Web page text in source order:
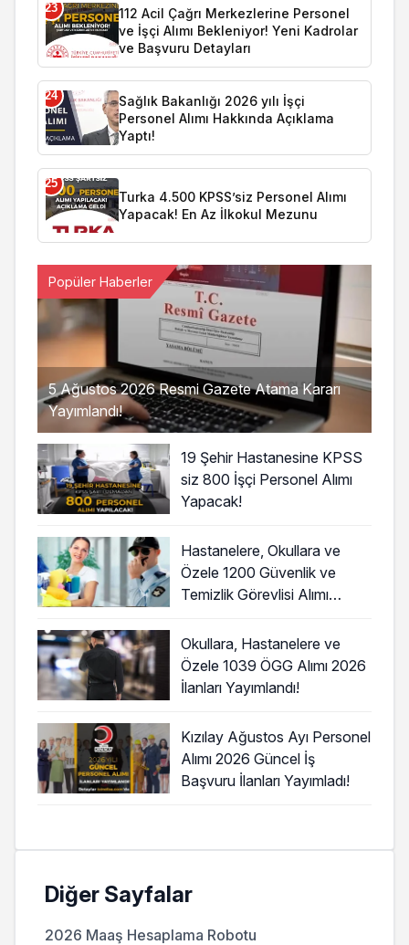
23
112 Acil Çağrı Merkezlerine Personel
ve İşçi Alımı Bekleniyor! Yeni Kadrolar
ve Başvuru Detayları
24
Sağlık Bakanlığı 2026 yılı İşçi
Personel Alımı Hakkında Açıklama
Yaptı!
25
Turka 4.500 KPSS’siz Personel Alımı
Yapacak! En Az İlkokul Mezunu
5 Ağustos 2026 Resmi Gazete Atama Kararı
Yayımlandı!
Popüler Haberler
19 Şehir Hastanesine KPSS
siz 800 İşçi Personel Alımı
Yapacak!
Hastanelere, Okullara ve
Özele 1200 Güvenlik ve
Temizlik Görevlisi Alımı
Okullara, Hastanelere ve
Özele 1039 ÖGG Alımı 2026
İlanları Yayımlandı!
Kızılay Ağustos Ayı Personel
Alımı 2026 Güncel İş
Başvuru İlanları Yayımladı!
Diğer Sayfalar
2026 Maaş Hesaplama Robotu